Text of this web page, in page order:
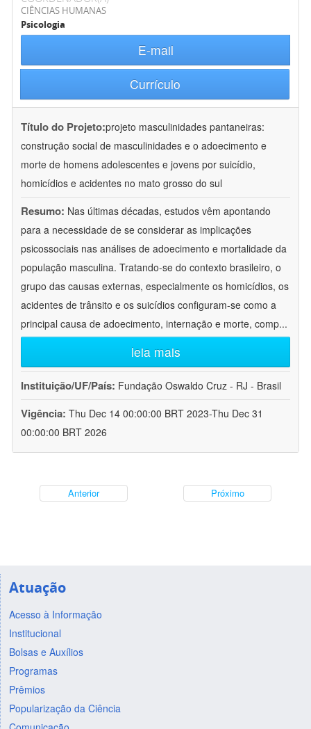
CIÊNCIAS HUMANAS
Psicologia
E-mail
Currículo
Título do Projeto:projeto masculinidades pantaneiras:
construção social de masculinidades e o adoecimento e
morte de homens adolescentes e jovens por suicídio,
homicídios e acidentes no mato grosso do sul
Resumo: Nas últimas décadas, estudos vêm apontando
para a necessidade de se considerar as implicações
psicossociais nas análises de adoecimento e mortalidade da
população masculina. Tratando-se do contexto brasileiro, o
grupo das causas externas, especialmente os homicídios, os
acidentes de trânsito e os suicídios configuram-se como a
principal causa de adoecimento, internação e morte, comp...
leia mais
Instituição/UF/País: Fundação Oswaldo Cruz - RJ - Brasil
Vigência: Thu Dec 14 00:00:00 BRT 2023-Thu Dec 31
00:00:00 BRT 2026
Anterior Próximo
Atuação
Acesso à Informação
Institucional
Bolsas e Auxílios
Programas
Prêmios
Popularização da Ciência